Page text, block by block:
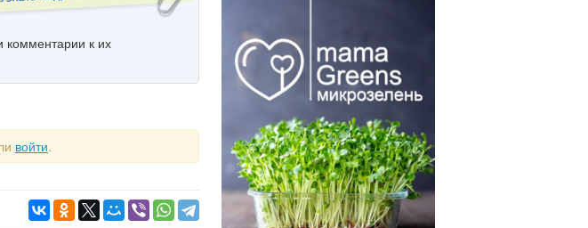
комментарии к их
войти.